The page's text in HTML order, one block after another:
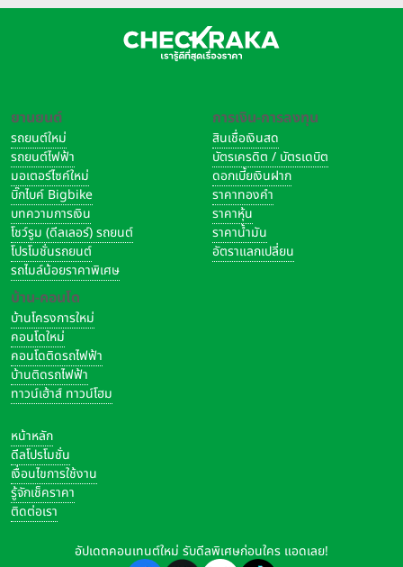
ยานยนต์
รถยนต์ใหม่
รถยนต์ไฟฟ้า
มอเตอร์ไซค์ใหม่
บิ๊กไบค์ Bigbike
บทความการเงิน
โชว์รูม (ดีลเลอร์) รถยนต์
โปรโมชั่นรถยนต์
รถไมล์น้อยราคาพิเศษ
บ้าน-คอนโด
บ้านโครงการใหม่
คอนโดใหม่
คอนโดติดรถไฟฟ้า
บ้านติดรถไฟฟ้า
ทาวน์เฮ้าส์ ทาวน์โฮม
การเงิน-การลงทุน
สินเชื่อเงินสด
บัตรเครดิต / บัตรเดบิต
ดอกเบี้ยเงินฝาก
ราคาทองคำ
ราคาหุ้น
ราคาน้ำมัน
อัตราแลกเปลี่ยน
หน้าหลัก
ดีลโปรโมชั่น
เงื่อนไขการใช้งาน
รู้จักเช็คราคา
ติดต่อเรา
อัปเดตคอนเทนต์ใหม่ รับดีลพิเศษก่อนใคร แอดเลย!